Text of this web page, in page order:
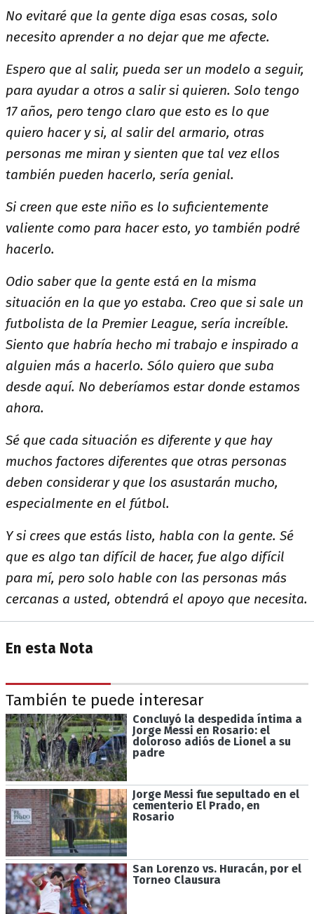
No evitaré que la gente diga esas cosas, solo
necesito aprender a no dejar que me afecte.
Espero que al salir, pueda ser un modelo a seguir,
para ayudar a otros a salir si quieren. Solo tengo
17 años, pero tengo claro que esto es lo que
quiero hacer y si, al salir del armario, otras
personas me miran y sienten que tal vez ellos
también pueden hacerlo, sería genial.
Si creen que este niño es lo suficientemente
valiente como para hacer esto, yo también podré
hacerlo.
Odio saber que la gente está en la misma
situación en la que yo estaba. Creo que si sale un
futbolista de la Premier League, sería increíble.
Siento que habría hecho mi trabajo e inspirado a
alguien más a hacerlo. Sólo quiero que suba
desde aquí. No deberíamos estar donde estamos
ahora.
Sé que cada situación es diferente y que hay
muchos factores diferentes que otras personas
deben considerar y que los asustarán mucho,
especialmente en el fútbol.
Y si crees que estás listo, habla con la gente. Sé
que es algo tan difícil de hacer, fue algo difícil
para mí, pero solo hable con las personas más
cercanas a usted, obtendrá el apoyo que necesita.
En esta Nota
También te puede interesar
Concluyó la despedida íntima a
Jorge Messi en Rosario: el
doloroso adiós de Lionel a su
padre
Jorge Messi fue sepultado en el
cementerio El Prado, en
Rosario
San Lorenzo vs. Huracán, por el
Torneo Clausura